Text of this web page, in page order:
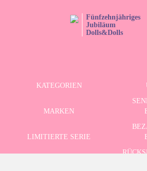
Fünfzehnjähriges
Jubiläum
Dolls&Dolls
KATEGORIEN
MARKEN
LIMITIERTE SERIE